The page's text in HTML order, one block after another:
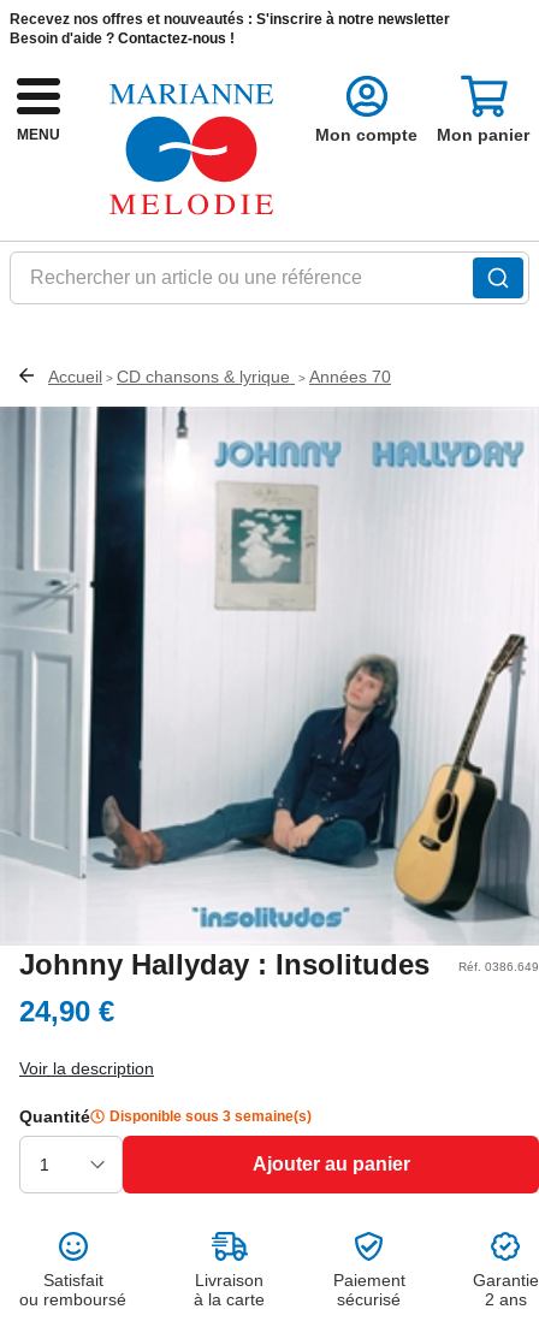
Recevez nos offres et nouveautés : S'inscrire à notre newsletter
Besoin d'aide ? Contactez-nous !
MENU
Rechercher un article ou une référence
Mon compte Mon panier
Accueil > CD chansons & lyrique > Années 70
Johnny Hallyday : Insolitudes Réf. 0386.649
24,90 €
Voir la description
Quantité Disponible sous 3 semaine(s)
Ajouter au panier
Satisfait
ou remboursé
Livraison
à la carte
Paiement
sécurisé
Garantie
2 ans